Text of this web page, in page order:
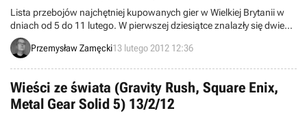
Lista przebojów najchętniej kupowanych gier w Wielkiej Brytanii w
dniach od 5 do 11 lutego. W pierwszej dziesiątce znalazły się dwie
lutowe nowości.
Przemysław Zamęcki13 lutego 2012 12:36
Wieści ze świata (Gravity Rush, Square Enix,
Metal Gear Solid 5) 13/2/12